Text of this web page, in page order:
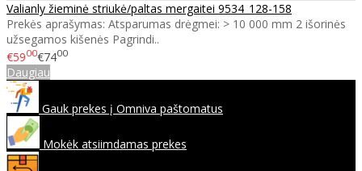
Valianly žieminė striukė/paltas mergaitei 9534_128-158
Prekės aprašymas: Atsparumas drėgmei: > 10 000 mm 2 išorinės
užsegamos kišenės Pagrindi..
€5900€7400
Daugiau
Gauk prekes į Omniva paštomatus
Mokėk atsiimdamas prekes